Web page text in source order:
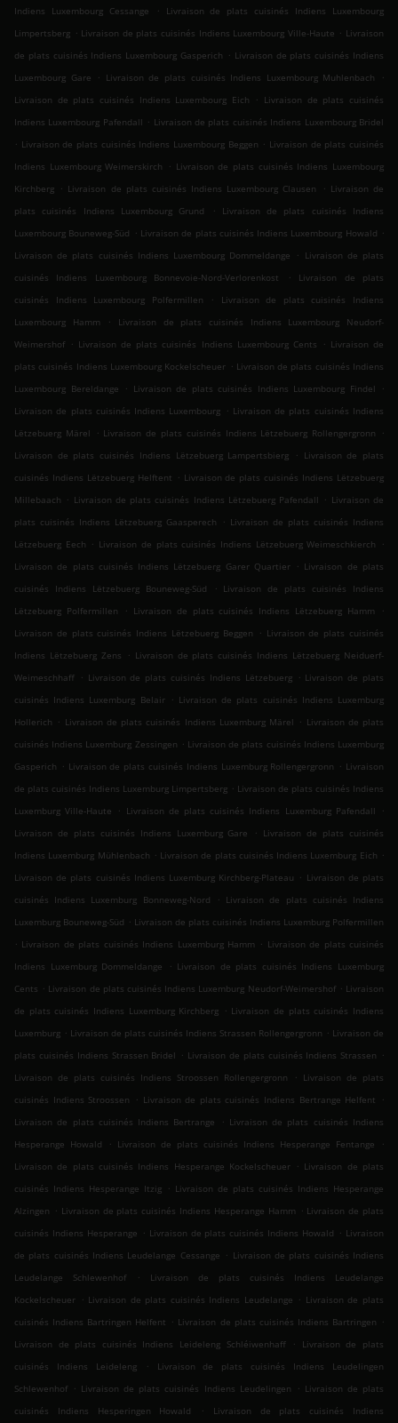
Indiens Luxembourg Cessange .
Livraison de plats cuisinés Indiens Luxembourg
Limpertsberg . Livraison de plats cuisinés Indiens Luxembourg Ville-Haute . Livraison
de plats cuisinés Indiens Luxembourg Gasperich . Livraison de plats cuisinés Indiens
Luxembourg Gare
. Livraison de plats cuisinés Indiens Luxembourg Muhlenbach
.
Livraison de plats cuisinés Indiens Luxembourg Eich
. Livraison de plats cuisinés
Indiens Luxembourg Pafendall . Livraison de plats cuisinés Indiens Luxembourg Bridel
. Livraison de plats cuisinés Indiens Luxembourg Beggen . Livraison de plats cuisinés
Indiens Luxembourg Weimerskirch
. Livraison de plats cuisinés Indiens Luxembourg
Kirchberg . Livraison de plats cuisinés Indiens Luxembourg Clausen . Livraison de
plats cuisinés Indiens Luxembourg Grund
.
Livraison de plats cuisinés Indiens
Luxembourg Bouneweg-Süd . Livraison de plats cuisinés Indiens Luxembourg Howald .
Livraison de plats cuisinés Indiens Luxembourg Dommeldange
. Livraison de plats
cuisinés Indiens Luxembourg Bonnevoie-Nord-Verlorenkost
.
Livraison de plats
cuisinés Indiens Luxembourg Polfermillen
.
Livraison de plats cuisinés Indiens
Luxembourg Hamm
.
Livraison de plats cuisinés Indiens Luxembourg Neudorf-
Weimershof . Livraison de plats cuisinés Indiens Luxembourg Cents . Livraison de
plats cuisinés Indiens Luxembourg Kockelscheuer . Livraison de plats cuisinés Indiens
Luxembourg Bereldange
. Livraison de plats cuisinés Indiens Luxembourg Findel
.
Livraison de plats cuisinés Indiens Luxembourg . Livraison de plats cuisinés Indiens
Lëtzebuerg Märel
. Livraison de plats cuisinés Indiens Lëtzebuerg Rollengergronn
.
Livraison de plats cuisinés Indiens Lëtzebuerg Lampertsbierg
. Livraison de plats
cuisinés Indiens Lëtzebuerg Helftent . Livraison de plats cuisinés Indiens Lëtzebuerg
Millebaach . Livraison de plats cuisinés Indiens Lëtzebuerg Pafendall . Livraison de
plats cuisinés Indiens Lëtzebuerg Gaasperech
. Livraison de plats cuisinés Indiens
Lëtzebuerg Eech . Livraison de plats cuisinés Indiens Lëtzebuerg Weimeschkierch
.
Livraison de plats cuisinés Indiens Lëtzebuerg Garer Quartier . Livraison de plats
cuisinés Indiens Lëtzebuerg Bouneweg-Süd
. Livraison de plats cuisinés Indiens
Lëtzebuerg Polfermillen
. Livraison de plats cuisinés Indiens Lëtzebuerg Hamm
.
Livraison de plats cuisinés Indiens Lëtzebuerg Beggen
. Livraison de plats cuisinés
Indiens Lëtzebuerg Zens
. Livraison de plats cuisinés Indiens Lëtzebuerg Neiduerf-
Weimeschhaff . Livraison de plats cuisinés Indiens Lëtzebuerg . Livraison de plats
cuisinés Indiens Luxemburg Belair . Livraison de plats cuisinés Indiens Luxemburg
Hollerich . Livraison de plats cuisinés Indiens Luxemburg Märel . Livraison de plats
cuisinés Indiens Luxemburg Zessingen . Livraison de plats cuisinés Indiens Luxemburg
Gasperich . Livraison de plats cuisinés Indiens Luxemburg Rollengergronn . Livraison
de plats cuisinés Indiens Luxemburg Limpertsberg . Livraison de plats cuisinés Indiens
Luxemburg Ville-Haute
. Livraison de plats cuisinés Indiens Luxemburg Pafendall
.
Livraison de plats cuisinés Indiens Luxemburg Gare
. Livraison de plats cuisinés
Indiens Luxemburg Mühlenbach . Livraison de plats cuisinés Indiens Luxemburg Eich .
Livraison de plats cuisinés Indiens Luxemburg Kirchberg-Plateau . Livraison de plats
cuisinés Indiens Luxemburg Bonneweg-Nord
. Livraison de plats cuisinés Indiens
Luxemburg Bouneweg-Süd . Livraison de plats cuisinés Indiens Luxemburg Polfermillen
. Livraison de plats cuisinés Indiens Luxemburg Hamm . Livraison de plats cuisinés
Indiens Luxemburg Dommeldange
. Livraison de plats cuisinés Indiens Luxemburg
Cents . Livraison de plats cuisinés Indiens Luxemburg Neudorf-Weimershof . Livraison
de plats cuisinés Indiens Luxemburg Kirchberg . Livraison de plats cuisinés Indiens
Luxemburg . Livraison de plats cuisinés Indiens Strassen Rollengergronn . Livraison de
plats cuisinés Indiens Strassen Bridel . Livraison de plats cuisinés Indiens Strassen .
Livraison de plats cuisinés Indiens Stroossen Rollengergronn
. Livraison de plats
cuisinés Indiens Stroossen
. Livraison de plats cuisinés Indiens Bertrange Helfent
.
Livraison de plats cuisinés Indiens Bertrange
. Livraison de plats cuisinés Indiens
Hesperange Howald
. Livraison de plats cuisinés Indiens Hesperange Fentange
.
Livraison de plats cuisinés Indiens Hesperange Kockelscheuer . Livraison de plats
cuisinés Indiens Hesperange Itzig . Livraison de plats cuisinés Indiens Hesperange
Alzingen . Livraison de plats cuisinés Indiens Hesperange Hamm . Livraison de plats
cuisinés Indiens Hesperange . Livraison de plats cuisinés Indiens Howald . Livraison
de plats cuisinés Indiens Leudelange Cessange . Livraison de plats cuisinés Indiens
Leudelange Schlewenhof
.
Livraison de plats cuisinés Indiens Leudelange
Kockelscheuer . Livraison de plats cuisinés Indiens Leudelange . Livraison de plats
cuisinés Indiens Bartringen Helfent . Livraison de plats cuisinés Indiens Bartringen .
Livraison de plats cuisinés Indiens Leideleng Schléiwenhaff
.
Livraison de plats
cuisinés Indiens Leideleng
.
Livraison de plats cuisinés Indiens Leudelingen
Schlewenhof . Livraison de plats cuisinés Indiens Leudelingen . Livraison de plats
cuisinés Indiens Hesperingen Howald
.
Livraison de plats cuisinés Indiens